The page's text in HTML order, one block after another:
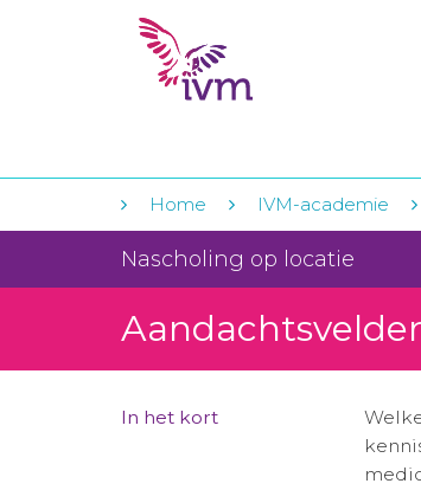
Home IVM-academie
Nascholing op locatie
In het kort